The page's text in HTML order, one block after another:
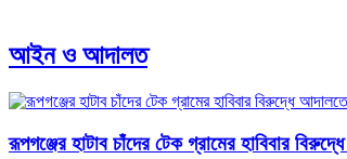
আইন ও আদালত
রূপগঞ্জের হাটাব চাঁদের টেক গ্রামের হাবিবার